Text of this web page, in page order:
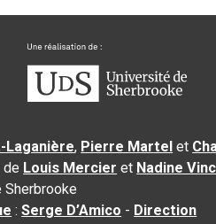
Laganière, Pierre Martel et
de Louis Mercier et Nadine
:Serge D’Amico - Direction